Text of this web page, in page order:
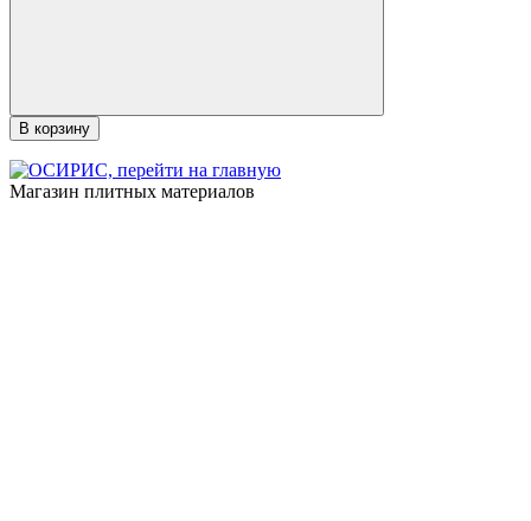
В корзину
Магазин плитных материалов